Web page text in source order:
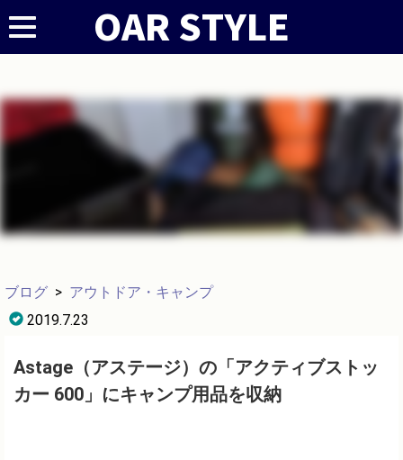
ブログ > アウトドア・キャンプ
2019.7.23
Astage（アステージ）の「アクティブストッ
カー 600」にキャンプ用品を収納